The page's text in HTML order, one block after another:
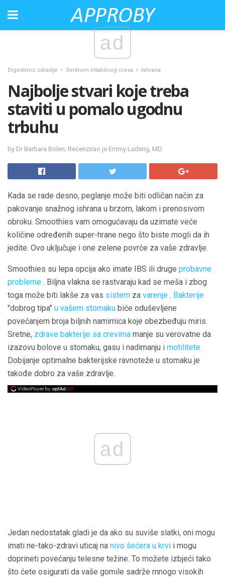
ad
Digestivno zdravlje Sindrom iritabilnog creva Ishrana
Najbolje stvari koje treba
staviti u pomalo ugodnu
trbuhu
by Dr Barbara Bolen; Recenzirao je Emmy Ludwig, MD
Kada se rade desno, peglanje može biti odličan način za
pakovanje snažnog ishrana u brzom, lakom i prenosivom
obroku. Smoothies vam omogućavaju da uzimate veće
količine određenih super-hrane nego što biste mogli da ih
jedite. Ovo uključuje i one zelene povrće za vaše zdravlje.
Smoothies su lepa opcija ako imate IBS ili druge probavne
probleme . Biljna vlakna se rastvaraju kad se meša i zbog
toga može biti lakše za vas sistem za varenje . Bakterije
"dobrog tipa" u vašem stomaku biće oduševljene
povećanjem broja biljnih namirnica koje obezbeđuju miris.
Sretne, zdrave bakterije sa crevima manje su verovatne da
izazovu bolove u stomaku, gasu i nadimanju i motilitete .
Dobijanje optimalne bakterijske ravnoteže u stomaku je
takođe dobro za vaše zdravlje.
ad
Jedan nedostatak gladi je da ako su suviše slatki, oni mogu
imati ne-tako-zdravi uticaj na nivo šećera u krvi i mogu
doprineti povećanju telesne težine. To možete izbjeći tako
što ćete osigurati da vaše gomile sadrže mnogo visokih